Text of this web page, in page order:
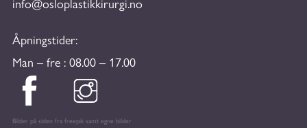
info@osloplastikkirurgi.no
Åpningstider:
Man – fre : 08.00 – 17.00
Bilder på siden fra freepik samt egne bilder